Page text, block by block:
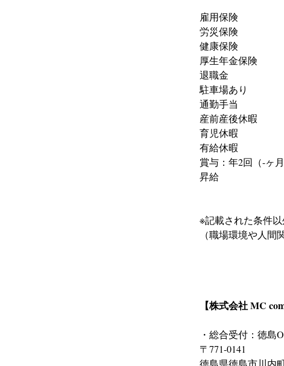
雇用保険
労災保険
健康保険
厚生年金保険
退職金
駐車場あり
通勤手当
産前産後休暇
育児休暇
有給休暇
賞与：年2回（-ヶ月
昇給
※記載された条件
（職場環境や人間
【株式会社 MC
・総合受付：徳島
〒771-0141
徳島県徳島市川内